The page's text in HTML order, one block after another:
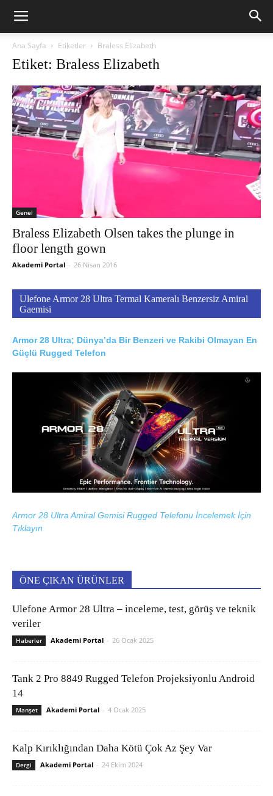
Ana Sayfa Etiketler Braless Elizabeth
Etiket: Braless Elizabeth
Genel
Braless Elizabeth Olsen takes the plunge in
floor length gown
Akademi Portal - 26 Nisan 2016
Ulefone Armor 28 Ultra Termal Kameralı Benzersiz Amiral
Gaemisi
Armor 28 Ultra; Dünya’da Bir Benzeri ve Rakibi Olmayan En
Güçlü Rugged Telefon
Armor 28 Ultra Amiral Gemisi Rugged Telefonu İncelemek İçin
Tıklayın
ÖNE ÇIKAN ÜRÜNLER
Ulefone Armor 28 Ultra – inceleme, test, görüş ve teknik
veriler
Haberler Akademi Portal - 26 Ocak 2025
Tank 2 Pro 8849 Rugged Telefon Projeksiyonlu Android
14
Manşet Akademi Portal - 4 Ocak 2025
Kalp Kırıklığından Daha Kötü Çok Az Şey Var
Dergi Akademi Portal - 24 Ekim 2024